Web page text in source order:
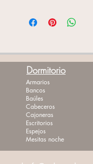
Dormitorio
Armarios
Bancos
Baúles
Cabeceros
Cajoneras
Escritorios
Espejos
Mesitas noche